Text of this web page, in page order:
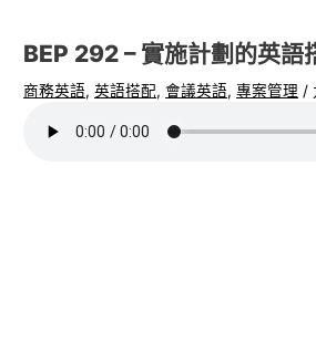
BEP 292 – 實施計劃的英語
商務英語,英語搭配,會議英語,專案管理 /